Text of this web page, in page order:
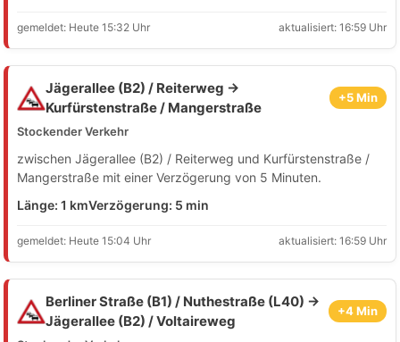
gemeldet: Heute 15:32 Uhr aktualisiert: 16:59 Uhr
Jägerallee (B2) / Reiterweg →
Kurfürstenstraße / Mangerstraße
+5 Min
Stockender Verkehr
zwischen Jägerallee (B2) / Reiterweg und Kurfürstenstraße /
Mangerstraße mit einer Verzögerung von 5 Minuten.
Länge: 1 kmVerzögerung: 5 min
gemeldet: Heute 15:04 Uhr aktualisiert: 16:59 Uhr
Berliner Straße (B1) / Nuthestraße (L40) →
Jägerallee (B2) / Voltaireweg
+4 Min